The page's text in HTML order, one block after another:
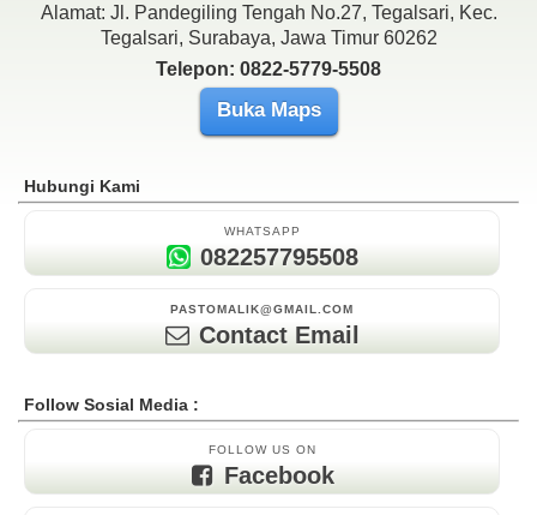
Alamat: Jl. Pandegiling Tengah No.27, Tegalsari, Kec.
Tegalsari, Surabaya, Jawa Timur 60262
Telepon: 0822-5779-5508
Buka Maps
Hubungi Kami
WHATSAPP
082257795508
PASTOMALIK@GMAIL.COM
Contact Email
Follow Sosial Media :
FOLLOW US ON
Facebook